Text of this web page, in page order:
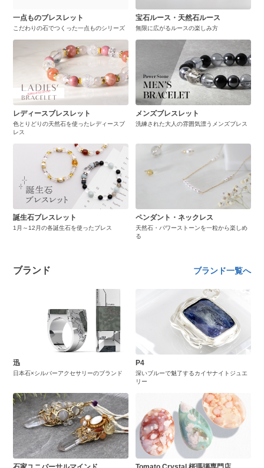
一点ものブレスレット
こだわりの石でつくった一点ものシリーズ
宝石ルース・天然石ルース
無限に広がるルースの楽しみ方
レディースブレスレット
色とりどりの天然石を使ったレディースブ
レス
メンズブレスレット
洗練された大人の雰囲気漂うメンズブレス
誕生石ブレスレット
1月～12月の各誕生石を使ったブレス
ペンダント・ネックレス
天然石・パワーストーンを一粒から楽しめ
る
ブランド ブランド一覧へ
迅
日本石×シルバーアクセサリーのブランド
P4
深いブルーで魅了するカイヤナイトジュエ
リー